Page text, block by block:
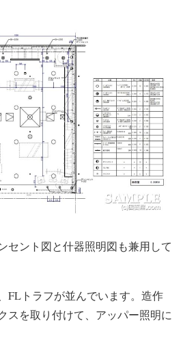
セント図と什器照明図も兼用して
FLトラフが並んでいます。造作
スを取り付けて、アッパー照明に